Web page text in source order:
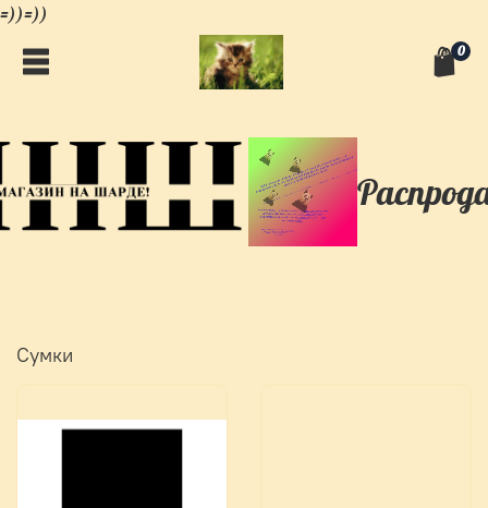
=))=))
0
Сумки